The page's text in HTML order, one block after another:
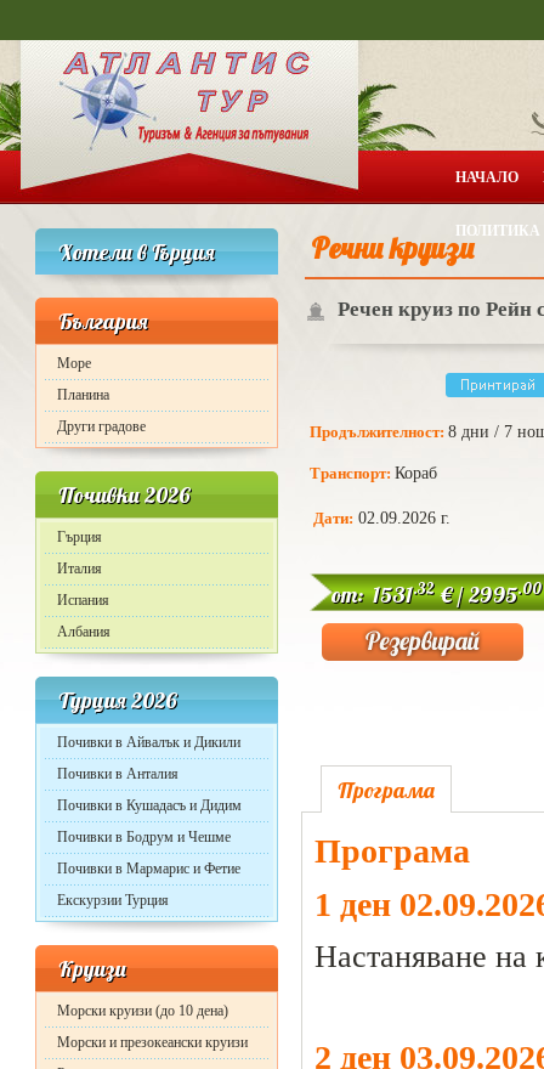
НАЧАЛО
Хотели в Гърция
България
Море
Планина
Други градове
Почивки 2026
Гърция
Италия
Испания
Албания
Турция 2026
Почивки в Айвалък и Дикили
Почивки в Анталия
Почивки в Кушадасъ и Дидим
Почивки в Бодрум и Чешме
Почивки в Мармарис и Фетие
Екскурзии Турция
Круизи
Морски круизи (до 10 дена)
Морски и презокеански круизи
Речни круизи
Речен круиз по Рейн
Продължителност: 8 дни / 7
Транспорт: Кораб
Дати: 02.09.2026 г.
от: 1531.32€ / 2995.00
Програма
Програма
1 ден
Настаняване на
2 ден